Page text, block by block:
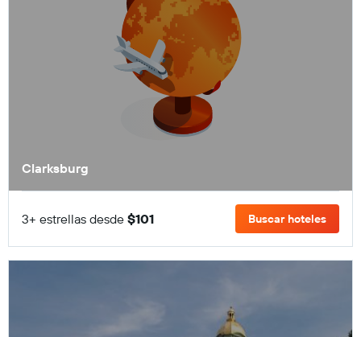
Clarksburg
3+ estrellas desde $101 Buscar hoteles